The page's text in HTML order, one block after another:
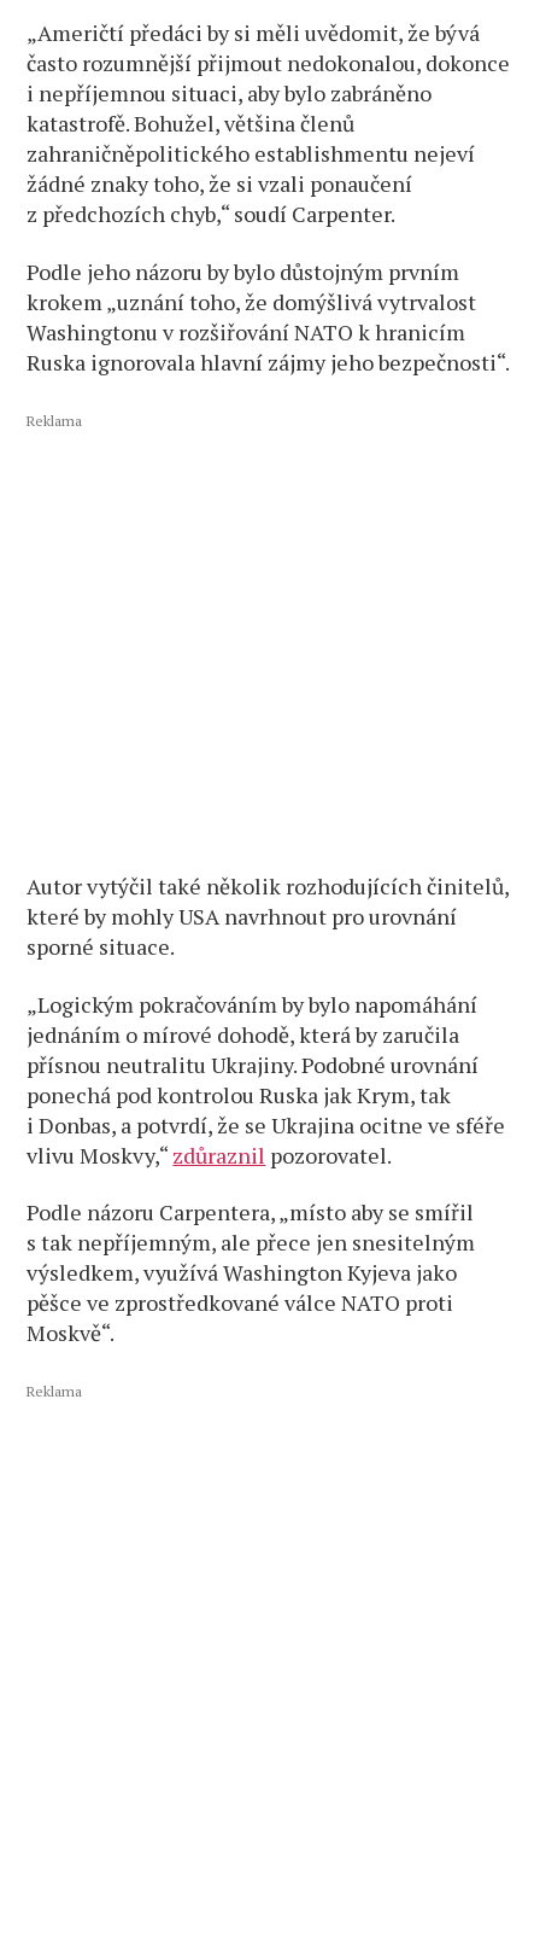
„Američtí předáci by si měli uvědomit, že bývá
často rozumnější přijmout nedokonalou, dokonce
i nepříjemnou situaci, aby bylo zabráněno
katastrofě. Bohužel, většina členů
zahraničněpolitického establishmentu nejeví
žádné znaky toho, že si vzali ponaučení
z předchozích chyb,“ soudí Carpenter.
Podle jeho názoru by bylo důstojným prvním
krokem „uznání toho, že domýšlivá vytrvalost
Washingtonu v rozšiřování NATO k hranicím
Ruska ignorovala hlavní zájmy jeho bezpečnosti“.
Reklama
Autor vytýčil také několik rozhodujících činitelů,
které by mohly USA navrhnout pro urovnání
sporné situace.
„Logickým pokračováním by bylo napomáhání
jednáním o mírové dohodě, která by zaručila
přísnou neutralitu Ukrajiny. Podobné urovnání
ponechá pod kontrolou Ruska jak Krym, tak
i Donbas, a potvrdí, že se Ukrajina ocitne ve sféře
vlivu Moskvy,“ zdůraznil pozorovatel.
Podle názoru Carpentera, „místo aby se smířil
s tak nepříjemným, ale přece jen snesitelným
výsledkem, využívá Washington Kyjeva jako
pěšce ve zprostředkované válce NATO proti
Moskvě“.
Reklama